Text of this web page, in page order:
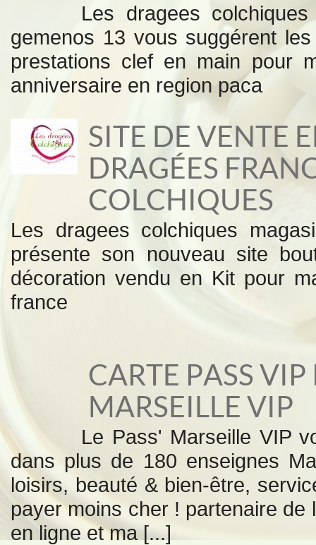
Les dragees
gemenos 13 vous suggérent
prestations clef en main pour
anniversaire en region paca
SITE DE VENTE
DRAGÉES
COLCHIQUES
Les dragees colchiques
présente son nouveau site
décoration vendu en Kit pour
france
CARTE PASS
MARSEILLE VIP
Le Pass' Marseille VIP
dans plus de 180 enseignes
loisirs, beauté & bien-être,
payer moins cher ! partenaire
en ligne et ma [...]